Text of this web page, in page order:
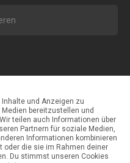
und Anzeigen zu
bereitzustellen und
teilen auch Informationen über
Partnern für soziale Medien,
Informationen kombinieren
oder die sie im Rahmen deiner
Du stimmst unseren Cookies